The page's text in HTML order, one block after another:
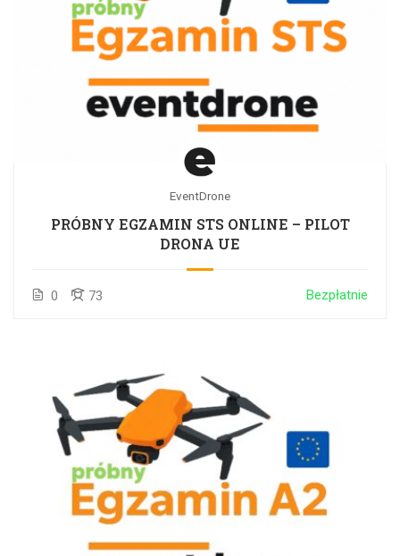
EventDrone
PRÓBNY EGZAMIN STS ONLINE – PILOT
DRONA UE
0 73 Bezpłatnie